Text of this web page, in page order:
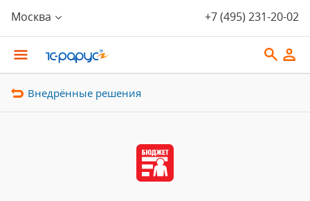
Москва +7 (495) 231-20-02
Внедрённые решения